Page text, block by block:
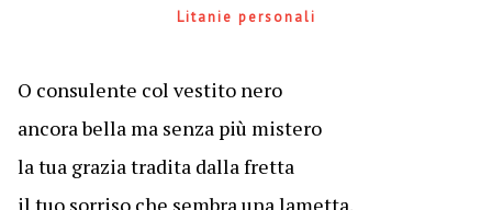
Litanie personali
O consulente col vestito nero
ancora bella ma senza più mistero
la tua grazia tradita dalla fretta
il tuo sorriso che sembra una lametta.